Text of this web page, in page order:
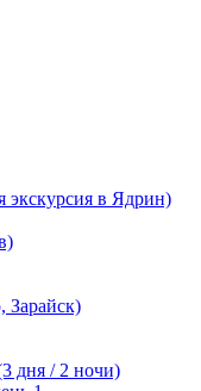
экскурсия в Ядрин)
Зарайск)
дня / 2 ночи)